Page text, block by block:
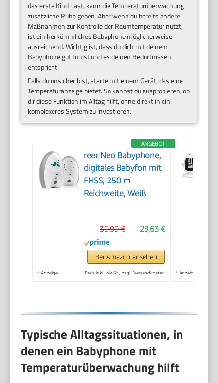
das erste Kind hast, kann die Temperaturüberwachung
zusätzliche Ruhe geben. Aber wenn du bereits andere
Maßnahmen zur Kontrolle der Raumtemperatur nutzt,
ist ein herkömmliches Babyphone möglicherweise
ausreichend. Wichtig ist, dass du dich mit deinem
Babyphone gut fühlst und es deinen Bedürfnissen
entspricht.
Falls du unsicher bist, starte mit einem Gerät, das eine
Temperaturanzeige bietet. So kannst du ausprobieren, ob
dir diese Funktion im Alltag hilft, ohne direkt in ein
komplexeres System zu investieren.
ANGEBOT
reer Neo Babyphone,
digitales Babyfon mit
FHSS, 250 m
Reichweite, Weiß
28,63 €
39,99 €
Bei Amazon ansehen
* Anzeige Preis inkl. MwSt., zzgl. Versandkosten * Anzeige
Typische Alltagssituationen, in
denen ein Babyphone mit
Temperaturüberwachung hilft